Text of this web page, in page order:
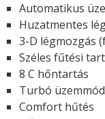
Automatikus
Huzatmentes
3-D légmozgás
Széles fűtési
8 C hőntartás
Turbó üzemmód
Comfort hűtés